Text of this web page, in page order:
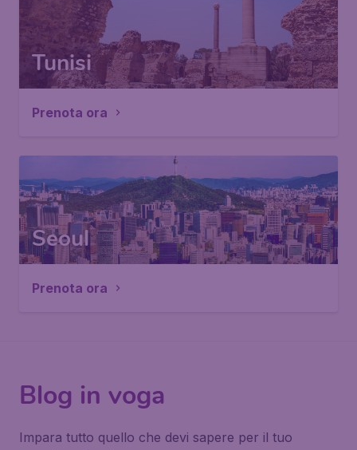
Tunisi
Prenota ora
Seoul
Prenota ora
Blog in voga
Impara tutto quello che devi sapere per il tuo